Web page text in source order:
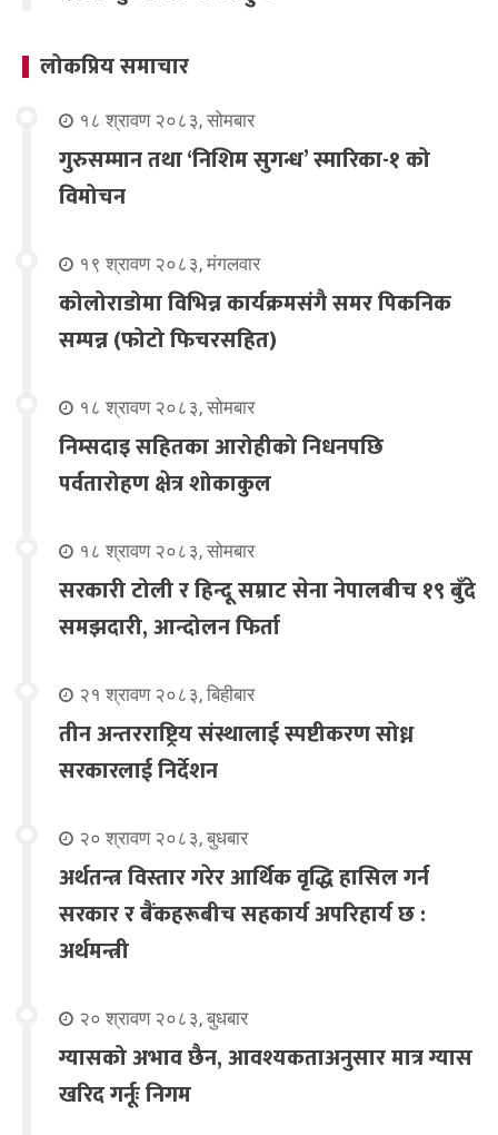
लोकप्रिय समाचार
१८ श्रावण २०८३, सोमबार
गुरुसम्मान तथा ‘निशिम सुगन्ध’ स्मारिका-१ को
विमोचन
१९ श्रावण २०८३, मंगलवार
कोलोराडोमा विभिन्न कार्यक्रमसंगै समर पिकनिक
सम्पन्न (फोटो फिचरसहित)
१८ श्रावण २०८३, सोमबार
निम्सदाइ सहितका आरोहीको निधनपछि
पर्वतारोहण क्षेत्र शोकाकुल
१८ श्रावण २०८३, सोमबार
सरकारी टोली र हिन्दू सम्राट सेना नेपालबीच १९ बुँदे
समझदारी, आन्दोलन फिर्ता
२१ श्रावण २०८३, बिहीबार
तीन अन्तरराष्ट्रिय संस्थालाई स्पष्टीकरण सोध्न
सरकारलाई निर्देशन
२० श्रावण २०८३, बुधबार
अर्थतन्त्र विस्तार गरेर आर्थिक वृद्धि हासिल गर्न
सरकार र बैंकहरूबीच सहकार्य अपरिहार्य छ :
अर्थमन्त्री
२० श्रावण २०८३, बुधबार
ग्यासको अभाव छैन, आवश्यकताअनुसार मात्र ग्यास
खरिद गर्नूः निगम